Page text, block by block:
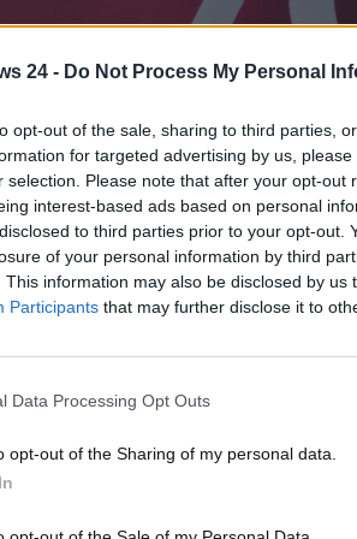
24 - Do Not Process My Personal
opt-out of the sale, sharing to third parties,
for targeted advertising by us,
selection. Please note that after your opt-out
interest-based ads based on personal
to third parties prior to your opt-out.
of your personal information by third
This information may also be disclosed by us
Participants that may further disclose it to
Data Processing Opt Outs
opt-out of the Sharing of my personal data.
- www.MotoriNews24.com
atteso. Il prezzo è a mani basse la
della Cecoslovacchia e poi della
prezzo e la qualità elevata –
andata migliorando soltanto nel
dal prezzo ridotto che sembra
scelto di non mettersi nella posizione
modello di questo tipo.